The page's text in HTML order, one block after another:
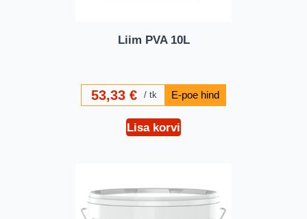
Liim PVA 10L
53,33 € tk
Lisa korvi